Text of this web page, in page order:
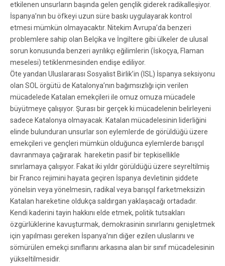
etkilenen unsurların başında gelen gençlik giderek radikalleşiyor.
İspanya’nın bu öfkeyi uzun süre baskı uygulayarak kontrol
etmesi mümkün olmayacaktır. Nitekim Avrupa’da benzeri
problemlere sahip olan Belçika ve İngiltere gibi ülkeler de ulusal
sorun konusunda benzeri ayrılıkçı eğilimlerin (İskoçya, Flaman
meselesi) tetiklenmesinden endişe ediliyor.
Öte yandan Uluslararası Sosyalist Birlik’in (ISL) İspanya seksiyonu
olan SOL örgütü de Katalonya’nın bağımsızlığı için verilen
mücadelede Katalan emekçileri ile omuz omuza mücadele
büyütmeye çalışıyor. Şurası bir gerçek ki mücadelenin belirleyeni
sadece Katalonya olmayacak. Katalan mücadelesinin liderliğini
elinde bulunduran unsurlar son eylemlerde de görüldüğü üzere
emekçileri ve gençleri mümkün olduğunca eylemlerde barışçıl
davranmaya çağırarak hareketin pasif bir tepkisellikle
sınırlamaya çalışıyor. Fakat iki yıldır görüldüğü üzere seyreltilmiş
bir Franco rejimini hayata geçiren İspanya devletinin şiddete
yönelsin veya yönelmesin, radikal veya barışçıl farketmeksizin
Katalan hareketine oldukça saldırgan yaklaşacağı ortadadır.
Kendi kaderini tayin hakkını elde etmek, politik tutsakları
özgürlüklerine kavuşturmak, demokrasinin sınırlarını genişletmek
için yapılması gereken İspanya’nın diğer ezilen uluslarını ve
sömürülen emekçi sınıflarını arkasına alan bir sınıf mücadelesinin
yükseltilmesidir.